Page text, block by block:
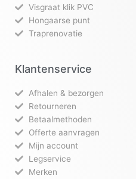
Visgraat klik PVC
Hongaarse punt
Traprenovatie
Klantenservice
Afhalen & bezorgen
Retourneren
Betaalmethoden
Offerte aanvragen
Mijn account
Legservice
Merken